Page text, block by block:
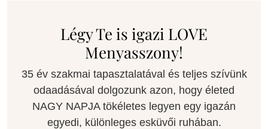
Légy Te is igazi LOVE
Menyasszony!
35 év szakmai tapasztalatával és teljes szívünk
odaadásával dolgozunk azon, hogy életed
NAGY NAPJA tökéletes legyen egy igazán
egyedi, különleges esküvői ruhában.